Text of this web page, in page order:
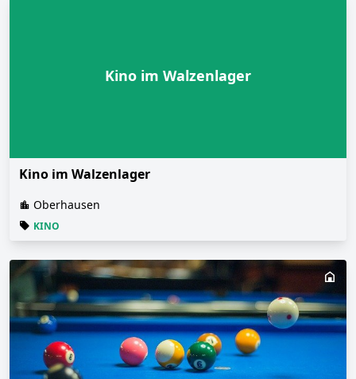
Kino im Walzenlager
Kino im Walzenlager
Oberhausen
KINO